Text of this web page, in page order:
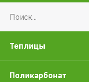
Теплицы
Поликарбонат